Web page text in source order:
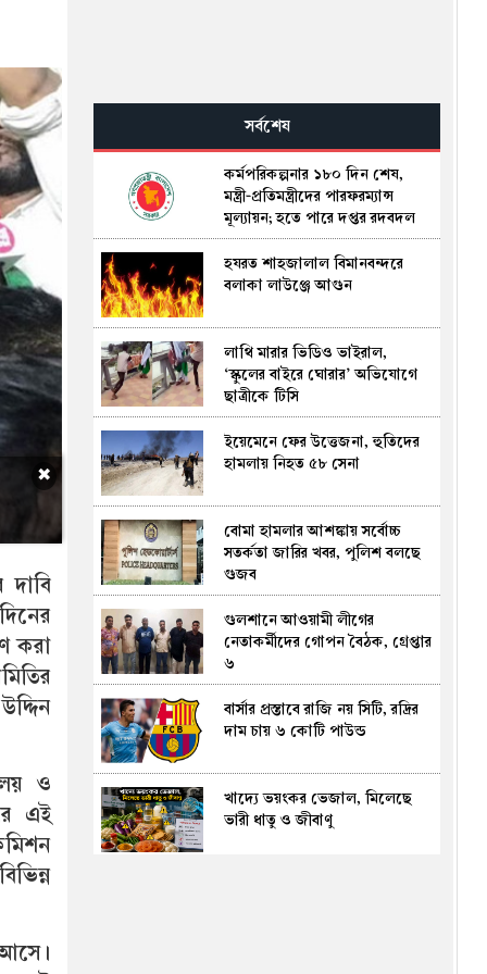
✖
দাবি
করা
ও
এই
সর্বশেষ
কর্মপরিকল্পনার ১৮০ দিন শেষ,
মন্ত্রী-প্রতিমন্ত্রীদের পারফরম্যান্স
মূল্যায়ন; হতে পারে দপ্তর রদবদল
হযরত শাহজালাল বিমানবন্দরে
বলাকা লাউঞ্জে আগুন
লাথি মারার ভিডিও ভাইরাল,
‘স্কুলের বাইরে ঘোরার’ অভিযোগে
ছাত্রীকে টিসি
ইয়েমেনে ফের উত্তেজনা, হুতিদের
হামলায় নিহত ৫৮ সেনা
বোমা হামলার আশঙ্কায় সর্বোচ্চ
সতর্কতা জারির খবর, পুলিশ বলছে
গুজব
গুলশানে আওয়ামী লীগের
নেতাকর্মীদের গোপন বৈঠক, গ্রেপ্তার
৬
বার্সার প্রস্তাবে রাজি নয় সিটি, রদ্রির
দাম চায় ৬ কোটি পাউন্ড
খাদ্যে ভয়ংকর ভেজাল, মিলেছে
ভারী ধাতু ও জীবাণু